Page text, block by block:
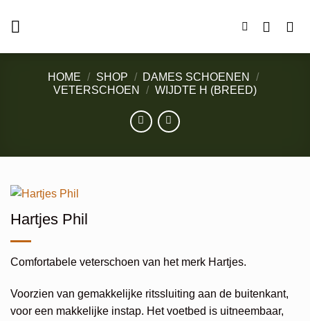
naar
HOME / SHOP / DAMES SCHOENEN
/
VETERSCHOEN
/ WIJDTE H (BREED)
Hartjes Phil
Comfortabele veterschoen van het merk Hartjes.
Voorzien van gemakkelijke ritssluiting aan de buitenkant,
voor een makkelijke instap. Het voetbed is uitneembaar,